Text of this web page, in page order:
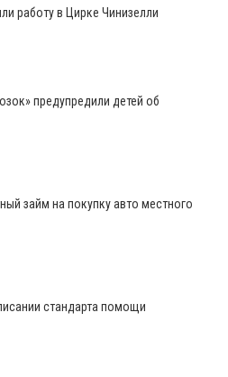
работу в Цирке Чинизелли
предупредили детей об
займ на покупку авто местного
стандарта помощи